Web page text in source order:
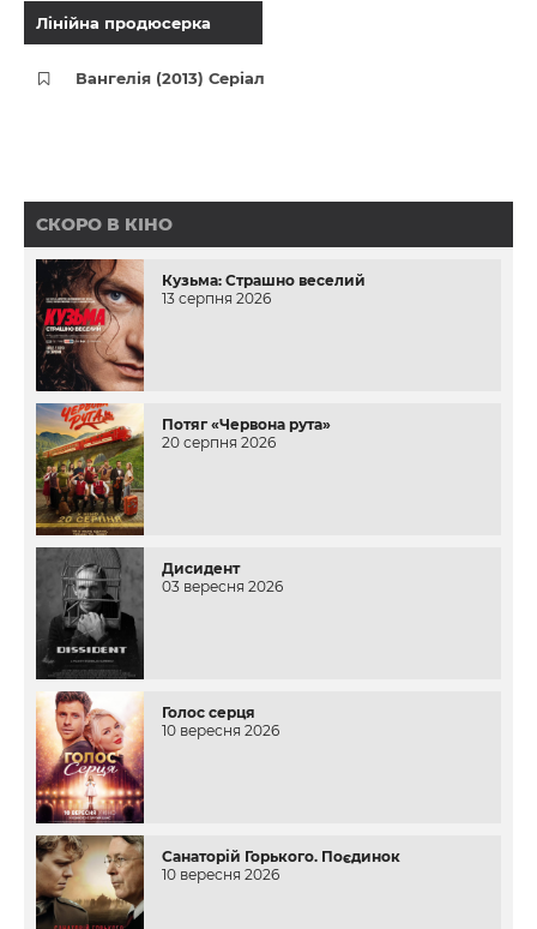
Лінійна продюсерка
Вангелія (2013) Серіал
СКОРО В КІНО
Кузьма: Страшно веселий
13 серпня 2026
Потяг «Червона рута»
20 серпня 2026
Дисидент
03 вересня 2026
Голос серця
10 вересня 2026
Санаторій Горького. Поєдинок
10 вересня 2026